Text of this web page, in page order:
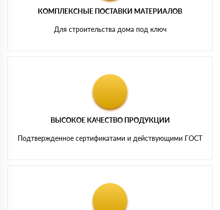
КОМПЛЕКСНЫЕ ПОСТАВКИ МАТЕРИАЛОВ
Для строительства дома под ключ
ВЫСОКОЕ КАЧЕСТВО ПРОДУКЦИИ
Подтвержденное сертификатами и действующими ГОСТ